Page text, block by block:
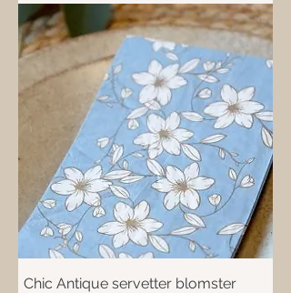
Chic Antique servetter blomster